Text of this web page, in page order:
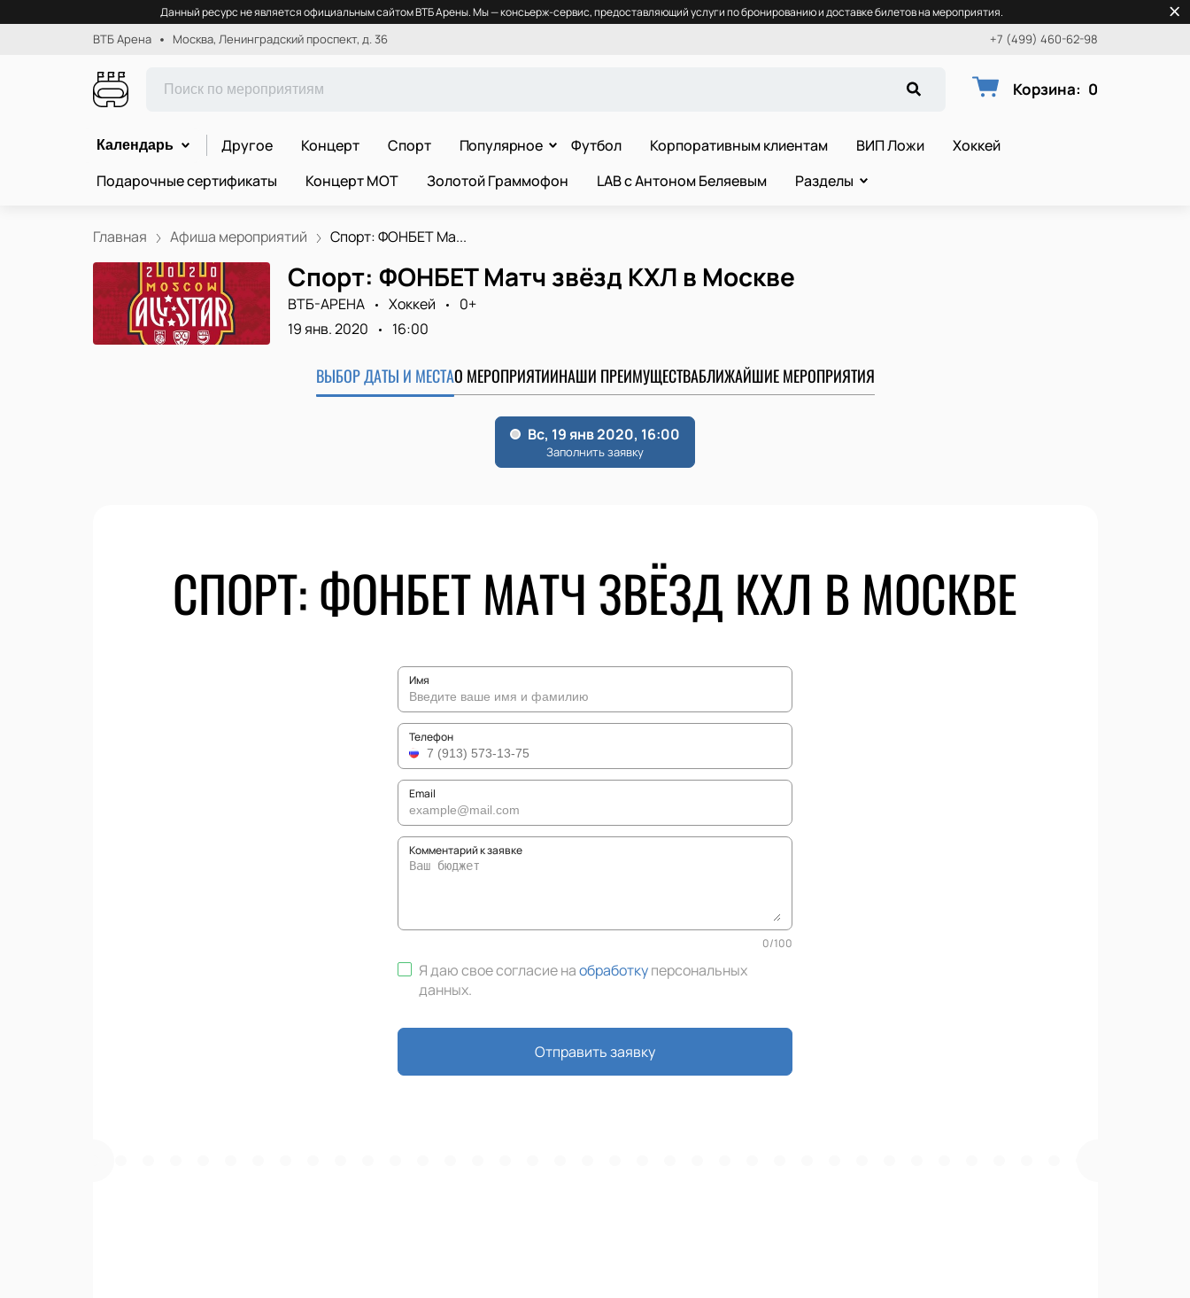
Данный ресурс не является официальным сайтом ВТБ Арены. Мы — консьерж-сервис, предоставляющий услуги по бронированию и доставке билетов на мероприятия.
ВТБ Арена Москва, Ленинградский проспект, д. 36 +7 (499) 460-62-98
Корзина: 0
Календарь Другое Концерт Спорт Популярное Футбол Корпоративным клиентам ВИП Ложи
Хоккей
Подарочные сертификаты
Концерт МОТ Золотой Граммофон LAB с Антоном Беляевым Разделы
Главная Афиша мероприятий Спорт: ФОНБЕТ Ма...
Спорт: ФОНБЕТ Матч звёзд КХЛ в Москве
ВТБ-АРЕНА Хоккей
0+
19 янв. 2020
16:00
ВЫБОР ДАТЫ И МЕСТАО МЕРОПРИЯТИИНАШИ ПРЕИМУЩЕСТВАБЛИЖАЙШИЕ МЕРОПРИЯТИЯ
СПОРТ: ФОНБЕТ МАТЧ ЗВЁЗД КХЛ В МОСКВЕ
Имя
Телефон
Email
Комментарий к заявке
0/100
Я даю свое согласие наобработкуперсональных
данных.
Отправить заявку